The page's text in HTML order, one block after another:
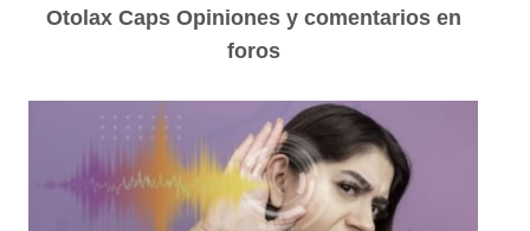
Otolax Caps Opiniones y comentarios en
foros